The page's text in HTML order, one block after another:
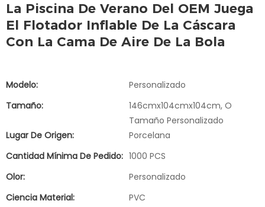
La Piscina De Verano Del OEM Juega
El Flotador Inflable De La Cáscara
Con La Cama De Aire De La Bola
Modelo:
Personalizado
Tamaño:
146cmx104cmx104cm, O
Tamaño Personalizado
Lugar De Origen:
Porcelana
Cantidad Mínima De Pedido: 1000 PCS
Olor:
Personalizado
Ciencia Material:
PVC